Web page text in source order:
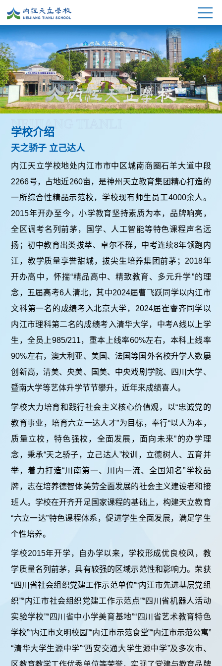
NEIJIANG TIANLI
学校介绍
天之骄子 立己达人
内江天立学校地处内江市市中区城南商圈石羊大道中段
2266号，占地近260亩，是神州天立教育集团精心打造的
一所综合性精品示范校，学校现有师生员工4000余人。
2015年开办至今，小学教育坚持素质为本，品牌响亮，
全区调考名列前茅，国学、人工智能等特色课程声名远
扬；初中教育出类拔萃、卓尔不群，中考连续8年领跑内
江，教学质量享誉甜城，拔尖生培养集团前茅；2018年
开办高中，怀揣“精品高中、精致教育、多元升学”的理
念，五届高考6人清北，其中2024届曹飞跃同学以内江市
文科第一名的成绩考入北京大学，2024届崔睿齐同学以
内江市理科第二名的成绩考入清华大学，中考A线以上学
生，全员上985/211，重本上线率60%左右，本科上线率
90%左右，澳大利亚、美国、法国等国外名校升学人数屡
创新高，清美、央美、国美、中央戏剧学院、四川大学、
暨南大学等艺体升学节节攀升，近年来成绩喜人。
学校大力培育和践行社会主义核心价值观，以“忠诚党的
教育事业，培育六立一达人才”为目标，奉行“以人为本，
质量立校，特色强校，全面发展，面向未来”的办学理
念，秉承“天之骄子，立己达人”校训，立德树人、五育并
举，着力打造“川南第一、川内一流、全国知名”学校品
牌，志在培养德智体美劳全面发展的社会主义建设者和接
班人。学校在开齐开足国家课程的基础上，构建天立教育
“六立一达”特色课程体系，促进学生全面发展，满足学生
个性培养。
学校2015年开学，自办学以来，学校形成优良校风，教
学质量名列前茅，具有较强的区域示范性和影响力。荣获
“四川省社会组织党建工作示范单位”“内江市先进基层党组
织”“内江市社会组织党建工作示范点”“四川省机器人活动
实验学校”“四川省中小学美育基地”“四川省艺术教育特色
学校”“内江市文明校园”“内江市示范食堂”“内江市示范公寓”
“清华大学生源中学”“西安交通大学生源中学”及多次市、
区教育教学工作优秀单位等荣誉，实现了党建与教育品牌